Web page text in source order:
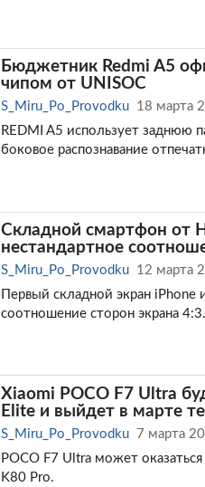
Бюджетник Redmi A5
чипом от UNISOC
S_Miru_Po_Provodku
18 марта
REDMI A5 использует заднюю
боковое распознавание
Складной смартфон от
нестандартное
S_Miru_Po_Provodku
12 марта
Первый складной экран
соотношение сторон экрана 4:3.
Xiaomi POCO F7 Ultra
Elite и выйдет в марте
S_Miru_Po_Provodku
7 марта
POCO F7 Ultra может
K80 Pro.